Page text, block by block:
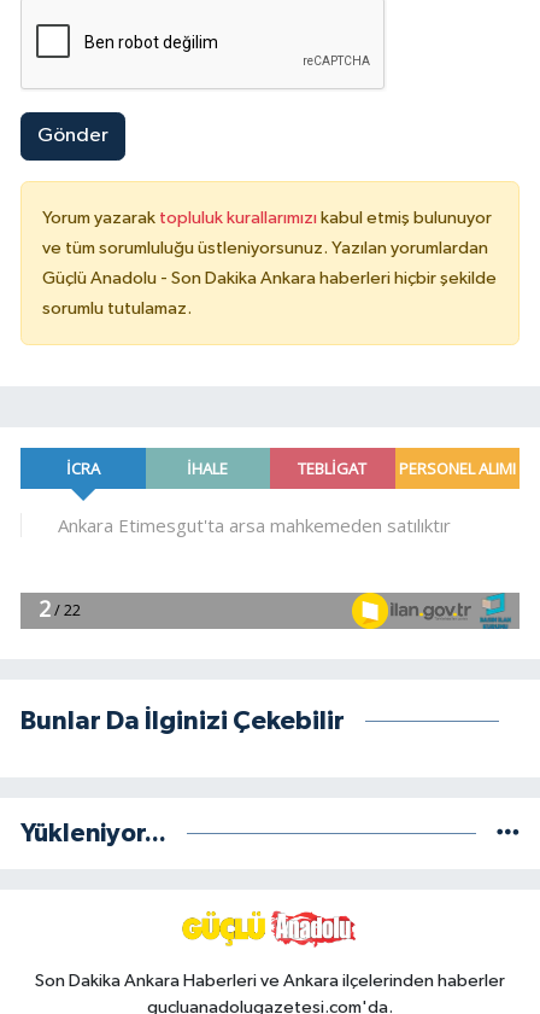
Gönder
Yorum yazarak topluluk kurallarımızı kabul etmiş bulunuyor
ve tüm sorumluluğu üstleniyorsunuz. Yazılan yorumlardan
Güçlü Anadolu - Son Dakika Ankara haberleri hiçbir şekilde
sorumlu tutulamaz.
Bunlar Da İlginizi Çekebilir
Yükleniyor...
Son Dakika Ankara Haberleri ve Ankara ilçelerinden haberler
gucluanadolugazetesi.com'da.